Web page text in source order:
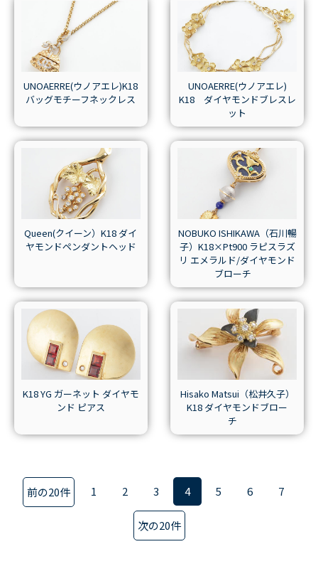
UNOAERRE(ウノアエレ)K18
バッグモチーフネックレス
UNOAERRE(ウノアエレ)
K18 ダイヤモンドブレスレ
ット
Queen(クイーン）K18 ダイ
ヤモンドペンダントヘッド
NOBUKO ISHIKAWA（石川暢
子）K18×Pt900 ラピスラズ
リ エメラルド/ダイヤモンド
ブローチ
K18 YG ガーネット ダイヤモ
ンド ピアス
Hisako Matsui（松井久子）
K18 ダイヤモンドブロー
チ
前の20件 1 2 3 4 5 6 7
次の20件